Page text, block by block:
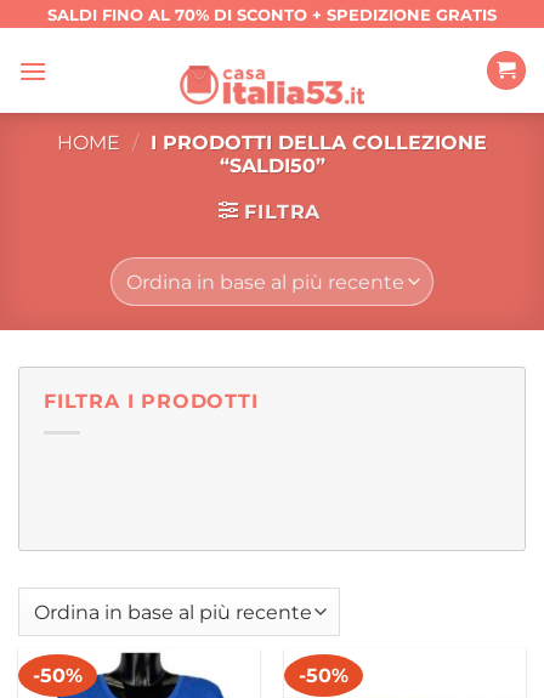
contenuti
SALDI FINO AL 70% DI SCONTO + SPEDIZIONE GRATIS
HOME / I PRODOTTI DELLA COLLEZIONE
“SALDI50”
FILTRA
FILTRA I PRODOTTI
-50% -50%